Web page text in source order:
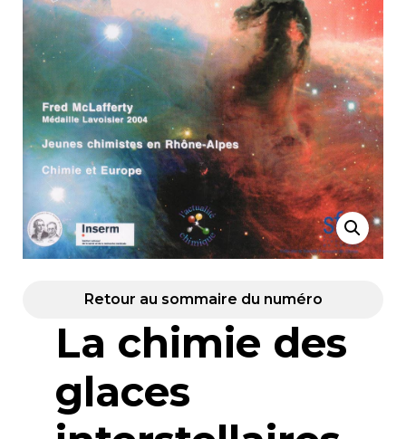
Retour au sommaire du numéro
La chimie des
glaces